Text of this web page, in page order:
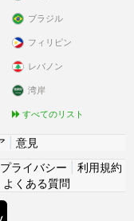
ブラジル
フィリピン
レバノン
湾岸
すべてのリスト
意見
プライバシー
利用規約
よくある質問